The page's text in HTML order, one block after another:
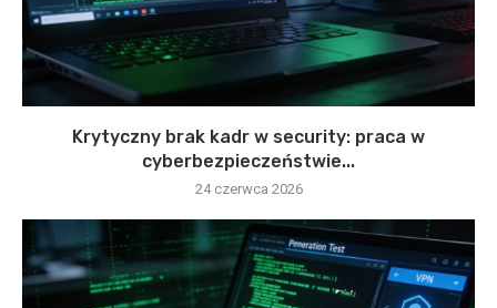
Krytyczny brak kadr w security: praca w
cyberbezpieczeństwie...
24 czerwca 2026